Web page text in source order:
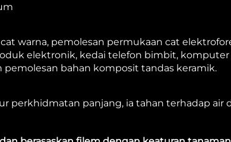
warna, pemolesan permukaan cat
elektronik, kedai telefon bimbit, komputer
bahan komposit tandas keramik.
perkhidmatan panjang, ia tahan terhadap